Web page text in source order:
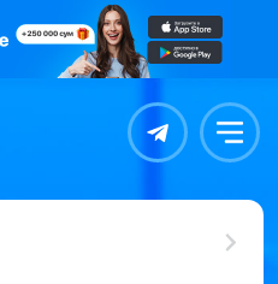
Контакты Меню